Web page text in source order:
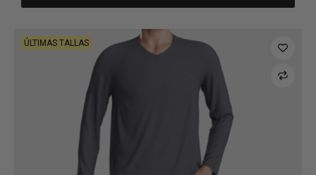
ÚLTIMAS TALLAS